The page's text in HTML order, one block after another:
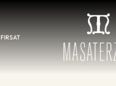
FIRSAT